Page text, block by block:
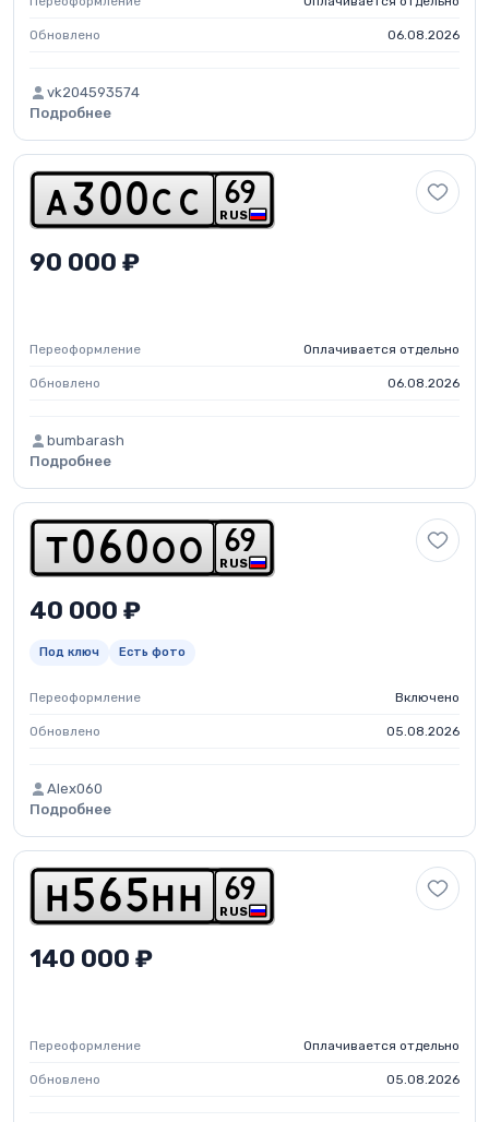
Обновлено 06.08.2026
vk204593574
Подробнее
a 3 0 0 c c RUS
69
90 000 ₽
Переоформление Оплачивается отдельно
Обновлено 06.08.2026
bumbarash
Подробнее
t 0 6 0 o o RUS
69
40 000 ₽
Под ключ Есть фото
Переоформление Включено
Обновлено 05.08.2026
Alex060
Подробнее
h 5 6 5 h h RUS
69
140 000 ₽
Переоформление Оплачивается отдельно
Обновлено 05.08.2026